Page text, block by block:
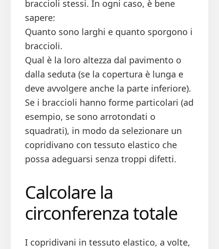
braccioli stessi. In ogni caso, è bene
sapere:
Quanto sono larghi e quanto sporgono i
braccioli.
Qual è la loro altezza dal pavimento o
dalla seduta (se la copertura è lunga e
deve avvolgere anche la parte inferiore).
Se i braccioli hanno forme particolari (ad
esempio, se sono arrotondati o
squadrati), in modo da selezionare un
copridivano con tessuto elastico che
possa adeguarsi senza troppi difetti.
Calcolare la
circonferenza totale
I copridivani in tessuto elastico, a volte,